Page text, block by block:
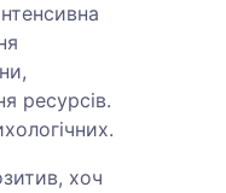
ресурсів.
хоч